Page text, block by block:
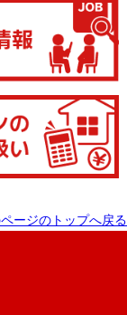
ージのトップへ戻る